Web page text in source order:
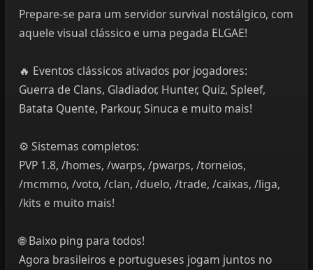
Prepare-se para um servidor survival nostálgico, com
aquele visual clássico e uma pegada ELGAE!
🔥 Eventos clássicos ativados por jogadores:
Guerra de Clans, Gladiador, Hunter, Quiz, Spleef,
Batata Quente, Parkour, Sinuca e muito mais!
⚙️ Sistemas completos:
PVP 1.8, /homes, /warps, /pwarps, /torneios,
/mcmmo, /voto, /clan, /duelo, /trade, /caixas, /liga,
/kits e muito mais!
🌐 Baixo ping para todos!
Agora brasileiros e portugueses jogam juntos no